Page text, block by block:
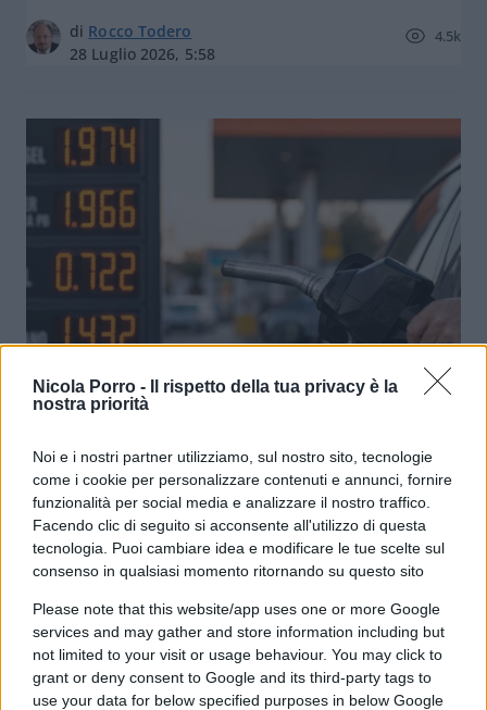
Nicola Porro -
Il rispetto della tua privacy è la
nostra priorità
Noi e i nostri partner utilizziamo, sul nostro sito, tecnologie
come i cookie per personalizzare contenuti e annunci, fornire
funzionalità per social media e analizzare il nostro traffico.
Facendo clic di seguito si acconsente all'utilizzo di questa
tecnologia. Puoi cambiare idea e modificare le tue scelte sul
consenso in qualsiasi momento ritornando su questo sito
Please note that this website/app uses one or more Google
services and may gather and store information including but
not limited to your visit or usage behaviour. You may click to
grant or deny consent to Google and its third-party tags to
use your data for below specified purposes in below Google
di Rocco Todero
28 Luglio 2026, 5:58
4.5k
Caro carburanti: perché la trovata
diVincent Vega
26 Luglio 2026, 5:58